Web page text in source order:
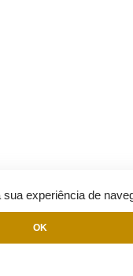
experiência de
OK